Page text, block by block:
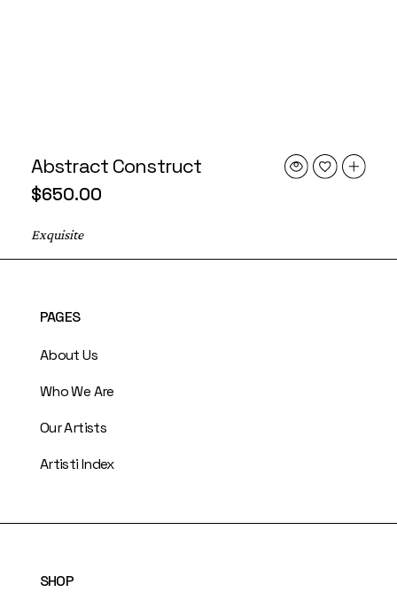
Abstract Construct
$650.00
Exquisite
PAGES
About Us
Who We Are
Our Artists
Artisti Index
SHOP